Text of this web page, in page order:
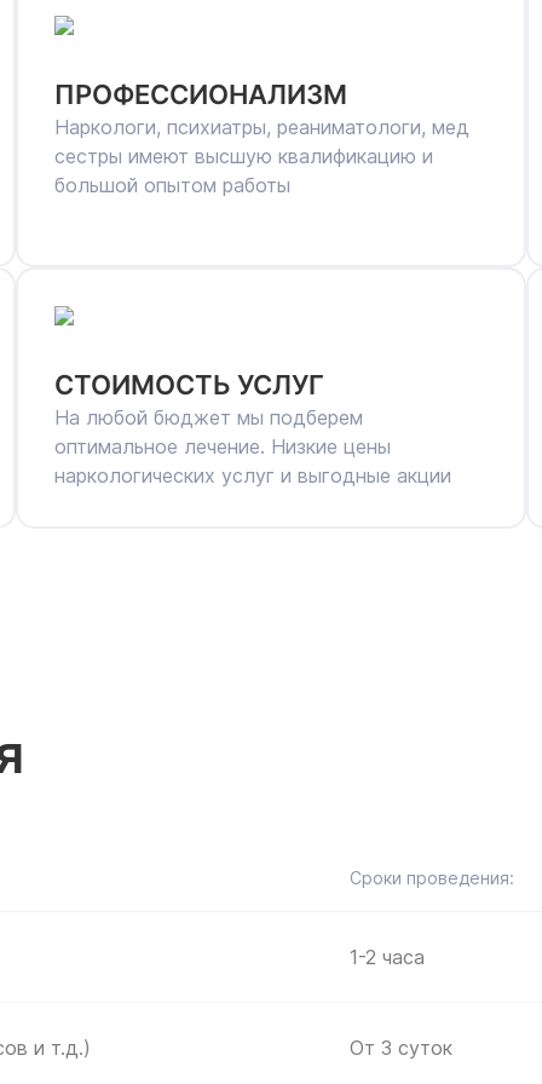
ПРОФЕССИОНАЛИЗМ
Наркологи, психиатры, реаниматологи, мед
сестры имеют высшую квалификацию и
большой опытом работы
СТОИМОСТЬ УСЛУГ
На любой бюджет мы подберем
оптимальное лечение. Низкие цены
наркологических услуг и выгодные акции
Сроки проведения:
1-2 часа
и т.д.) От 3 суток
бесплатную
бесплатную
Выберите город
Поиск по сайту